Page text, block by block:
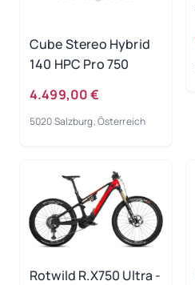
Cube Stereo Hybrid
140 HPC Pro 750
4.499,00 €
5020 Salzburg, Österreich
Rotwild R.X750 Ultra -